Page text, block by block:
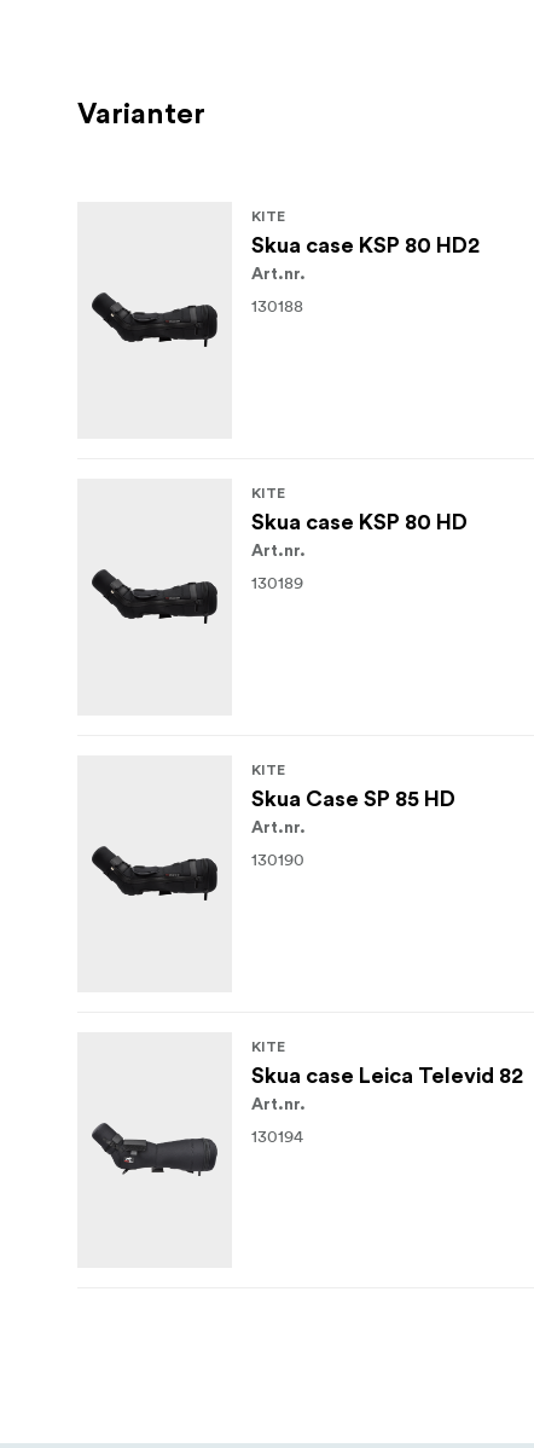
Varianter
KITE
Skua case KSP 80 HD2
Art.nr.
130188
KITE
Skua case KSP 80 HD
Art.nr.
130189
KITE
Skua Case SP 85 HD
Art.nr.
130190
KITE
Skua case Leica Televid 82
Art.nr.
130194